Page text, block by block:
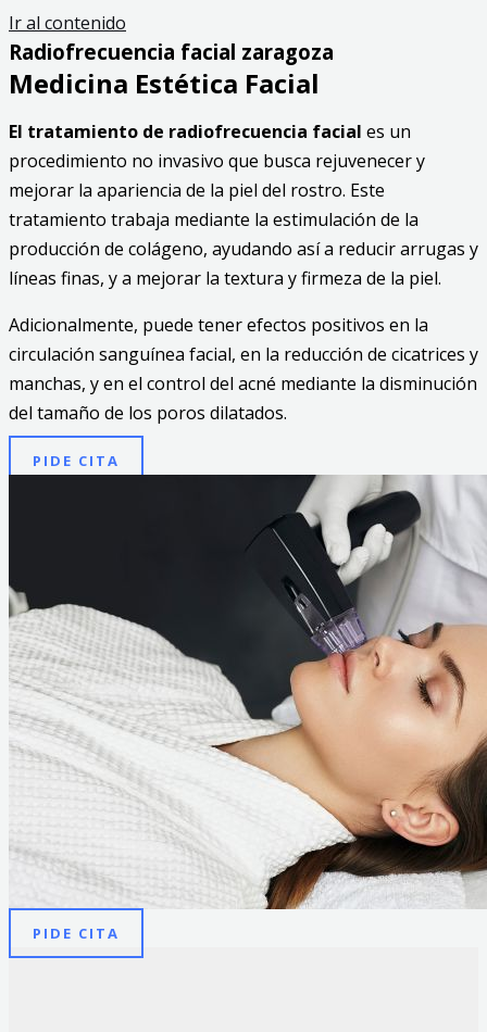
Ir al contenido
Radiofrecuencia facial zaragoza
Medicina Estética Facial
El tratamiento de radiofrecuencia facial es un
procedimiento no invasivo que busca rejuvenecer y
mejorar la apariencia de la piel del rostro. Este
tratamiento trabaja mediante la estimulación de la
producción de colágeno, ayudando así a reducir arrugas y
líneas finas, y a mejorar la textura y firmeza de la piel.
Adicionalmente, puede tener efectos positivos en la
circulación sanguínea facial, en la reducción de cicatrices y
manchas, y en el control del acné mediante la disminución
del tamaño de los poros dilatados.
PIDE CITA
PIDE CITA